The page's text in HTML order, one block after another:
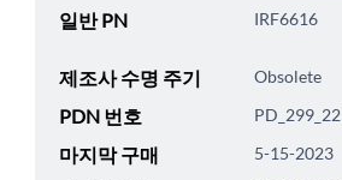
일반 PN IRF6616
제조사 수명 주기 Obsolete
PDN 번호 PD_299_22
마지막 구매 5-15-2023